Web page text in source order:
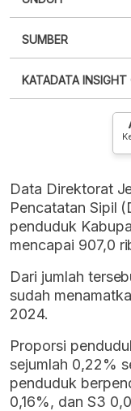
XLS
SUMBER
punya akun?
KATADATA INSIGHT
Hubungi
Data Direktorat
Pencatatan Sipil
penduduk
mencapai 907,0
Dari jumlah
sudah
2024.
Proporsi
sejumlah 0,22%
penduduk
0,16%, dan S3